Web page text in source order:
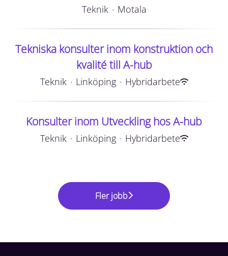
Teknik · Motala
Tekniska konsulter inom konstruktion och
kvalité till A-hub
Teknik · Linköping · Hybridarbete
Konsulter inom Utveckling hos A-hub
Teknik · Linköping · Hybridarbete
Fler jobb